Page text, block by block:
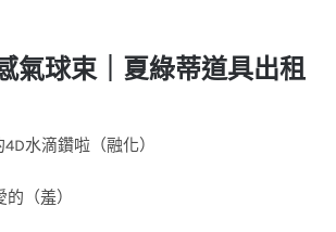
氣球束｜夏綠蒂道具出租
水滴鑽啦（融化）
（羞）